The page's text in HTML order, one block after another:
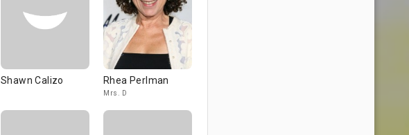
Shawn Calizo Rhea Perlman
Mrs. D